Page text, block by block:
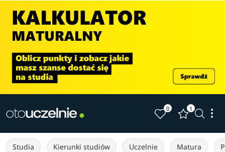
0 1
Studia Kierunki studiów Uczelnie Matura